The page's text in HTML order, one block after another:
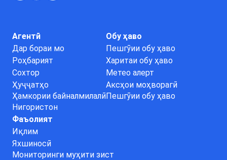
Агентӣ
Дар бораи мо
Роҳбарият
Сохтор
Ҳуҷҷатҳо
Ҳамкории байналмилалӣ
Нигористон
Обу ҳаво
Пешгӯии обу ҳаво
Харитаи обу ҳаво
Метео алерт
Аксҳои моҳворагӣ
Пешгӯии обу ҳаво
Фаъолият
Иқлим
Яхшиносӣ
Мониторинги муҳити зист